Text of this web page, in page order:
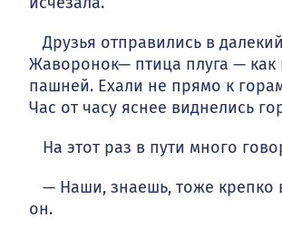
Друзья отправились в
Жаворонок— птица плуга — как
пашней. Ехали не прямо к
Час от часу яснее виднелись
На этот раз в пути много
— Наши, знаешь, тоже крепко
он.